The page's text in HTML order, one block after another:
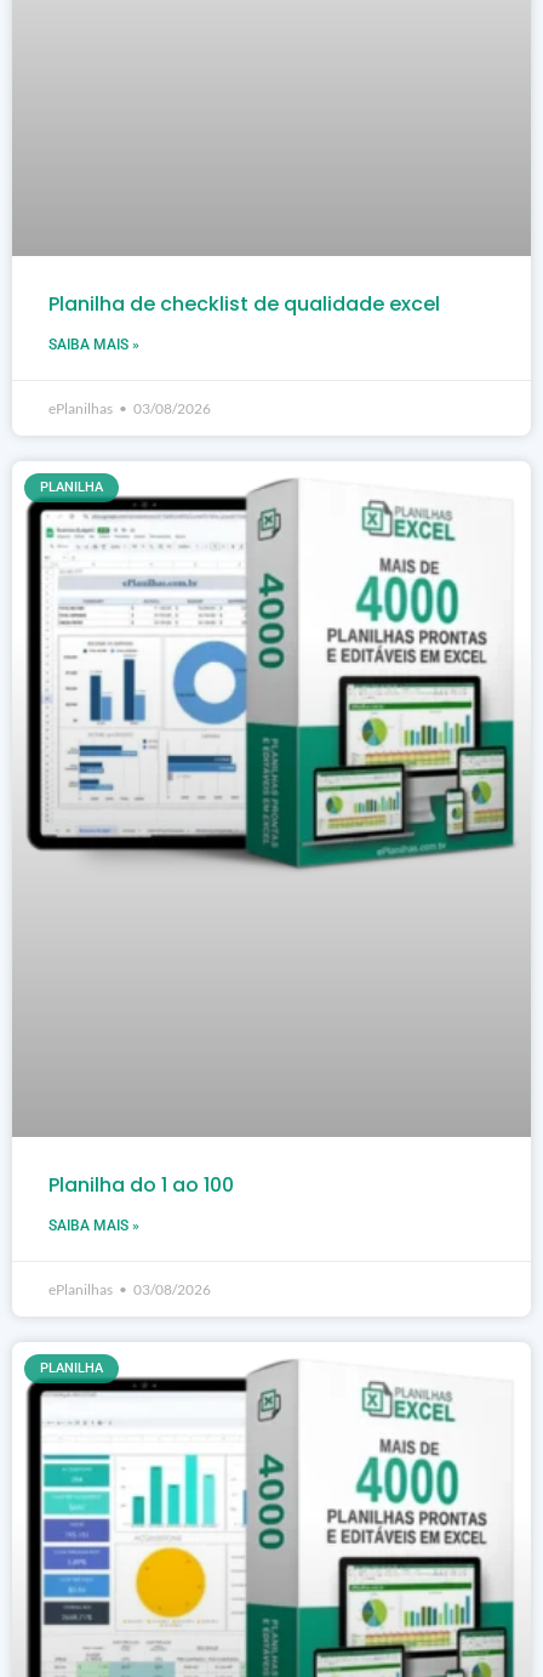
Planilha de checklist de qualidade excel
SAIBA MAIS »
ePlanilhas 03/08/2026
PLANILHA
Planilha do 1 ao 100
SAIBA MAIS »
ePlanilhas 03/08/2026
PLANILHA